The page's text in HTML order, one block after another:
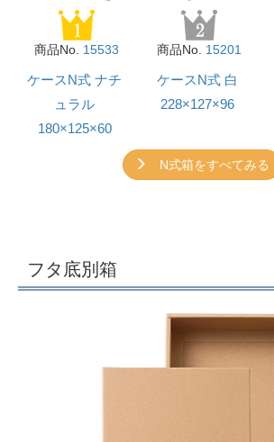
商品No. 15533
ケースN式 ナチ
ュラル
180×125×60
商品No. 15201
ケースN式 白
228×127×96
N式箱をすべてみる
フタ底別箱